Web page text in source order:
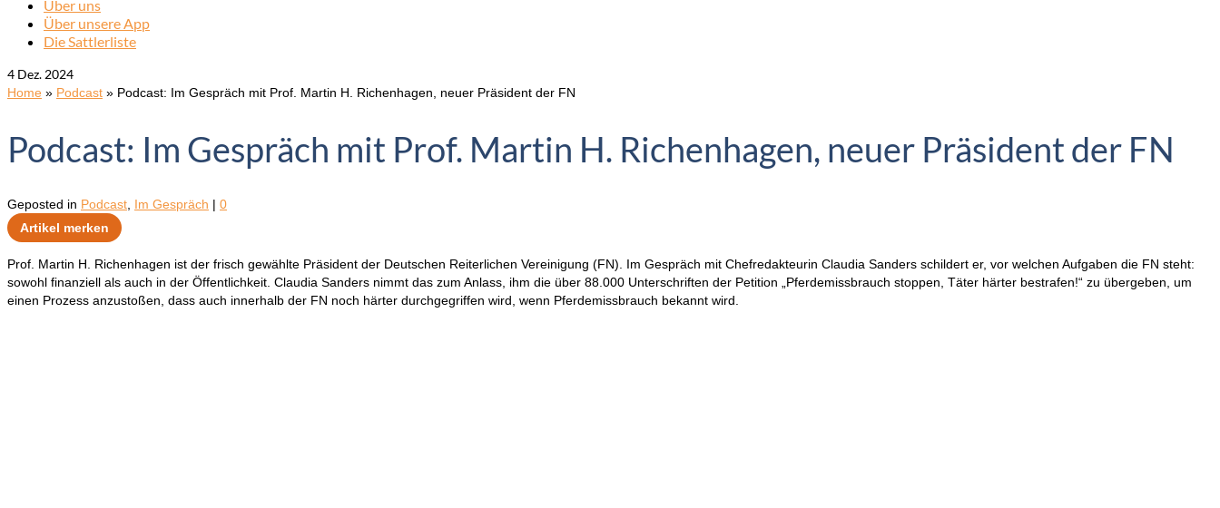
Über uns
Über unsere App
Die Sattlerliste
4 Dez. 2024
Home » Podcast » Podcast: Im Gespräch mit Prof. Martin H. Richenhagen, neuer Präsident der FN
Podcast: Im Gespräch mit Prof. Martin H. Richenhagen, neuer Präsident der FN
Geposted in Podcast Im Gespräch | 0
Artikel merken
Prof. Martin H. Richenhagen ist der frisch gewählte Präsident der Deutschen Reiterlichen Vereinigung (FN). Im Gespräch mit Chefredakteurin Claudia Sanders schildert er, vor welchen Aufgaben die FN steht:
sowohl finanziell als auch in der Öffentlichkeit. Claudia Sanders nimmt das zum Anlass, ihm die über 88.000 Unterschriften der Petition „Pferdemissbrauch stoppen, Täter härter bestrafen!“ zu übergeben, um
einen Prozess anzustoßen, dass auch innerhalb der FN noch härter durchgegriffen wird, wenn Pferdemissbrauch bekannt wird.